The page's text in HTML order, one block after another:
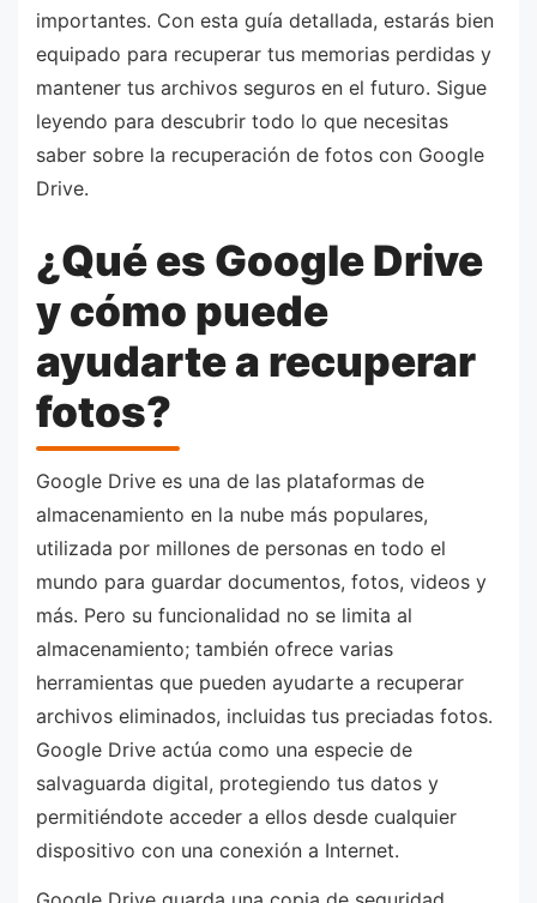
importantes. Con esta guía detallada, estarás bien
equipado para recuperar tus memorias perdidas y
mantener tus archivos seguros en el futuro. Sigue
leyendo para descubrir todo lo que necesitas
saber sobre la recuperación de fotos con Google
Drive.
¿Qué es Google Drive
y cómo puede
ayudarte a recuperar
fotos?
Google Drive es una de las plataformas de
almacenamiento en la nube más populares,
utilizada por millones de personas en todo el
mundo para guardar documentos, fotos, videos y
más. Pero su funcionalidad no se limita al
almacenamiento; también ofrece varias
herramientas que pueden ayudarte a recuperar
archivos eliminados, incluidas tus preciadas fotos.
Google Drive actúa como una especie de
salvaguarda digital, protegiendo tus datos y
permitiéndote acceder a ellos desde cualquier
dispositivo con una conexión a Internet.